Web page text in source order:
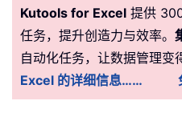
Kutools for Excel 提供
任务，提升创造力与效率。
自动化任务，让数据管理变
Excel 的详细信息……